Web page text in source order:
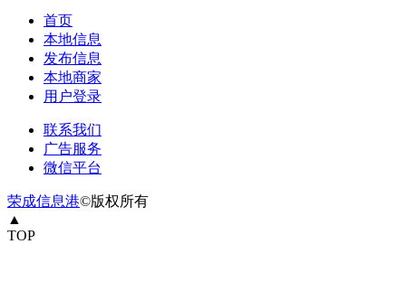
首页
本地信息
发布信息
本地商家
用户登录
联系我们
广告服务
微信平台
荣成信息港©版权所有
▲
TOP